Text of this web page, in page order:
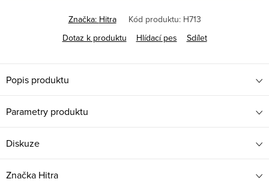
Značka: Hitra Kód produktu: H713
Dotaz k produktu
Hlídací pes Sdílet
Popis produktu
Parametry produktu
Diskuze
Značka Hitra